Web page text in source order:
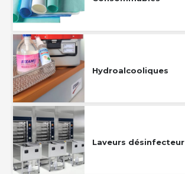
Hydroalcooliques
Laveurs désinfecteur